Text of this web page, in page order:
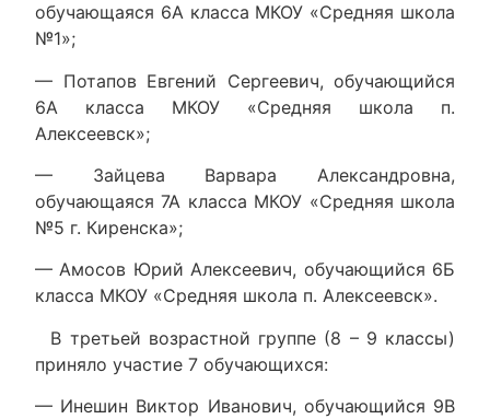
обучающаяся 6А класса МКОУ «Средняя школа
№1»;
— Потапов Евгений Сергеевич, обучающийся
6А класса МКОУ «Средняя школа п.
Алексеевск»;
— Зайцева Варвара Александровна,
обучающаяся 7А класса МКОУ «Средняя школа
№5 г. Киренска»;
— Амосов Юрий Алексеевич, обучающийся 6Б
класса МКОУ «Средняя школа п. Алексеевск».
В третьей возрастной группе (8 – 9 классы)
приняло участие 7 обучающихся:
— Инешин Виктор Иванович, обучающийся 9В